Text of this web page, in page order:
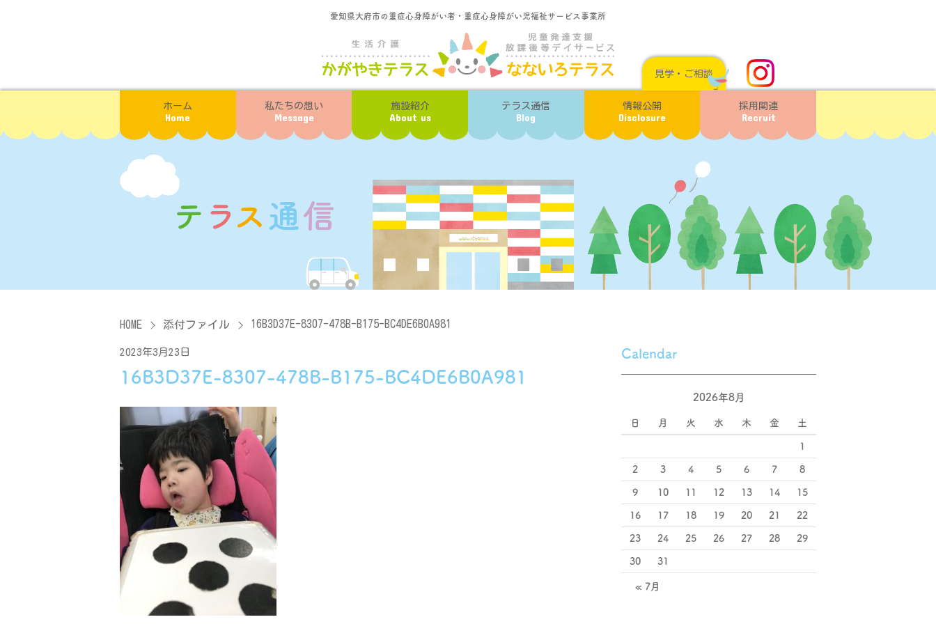
愛知県大府市の重症心身障がい者・重症心身障がい児福祉サービス事業所
ホーム
Home
私たちの想い
Message
施設紹介
About us
テラス通信
Blog
情報公開
Disclosure
採用関連
Recruit
見学・ご相談
HOME 添付ファイル 16B3D37E-8307-478B-B175-BC4DE6B0A981
2023年3月23日
16B3D37E-8307-478B-B175-BC4DE6B0A981
Calendar
2026年8月
日 月 火 水 木 金 土
1
2 3 4 5 6 7 8
9 10 11 12 13 14 15
16 17 18 19 20 21 22
23 24 25 26 27 28 29
30 31
« 7月